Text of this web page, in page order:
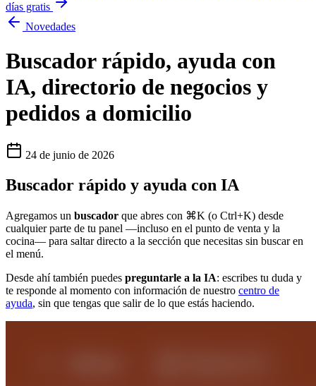
días gratis
Novedades
Buscador rápido, ayuda con
IA, directorio de negocios y
pedidos a domicilio
24 de junio de 2026
Buscador rápido y ayuda con IA
Agregamos un buscador que abres con ⌘K (o Ctrl+K) desde
cualquier parte de tu panel —incluso en el punto de venta y la
cocina— para saltar directo a la sección que necesitas sin buscar en
el menú.
Desde ahí también puedes preguntarle a la IA: escribes tu duda y
te responde al momento con información de nuestro centro de
ayuda, sin que tengas que salir de lo que estás haciendo.